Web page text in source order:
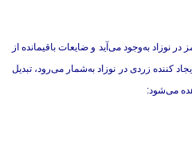
نوزاد به‌وجود می‌آید و ضایعات باقیمانده از
كننده زردی در نوزاد به‌شمار می‌رود، تبدیل
می‌شود: